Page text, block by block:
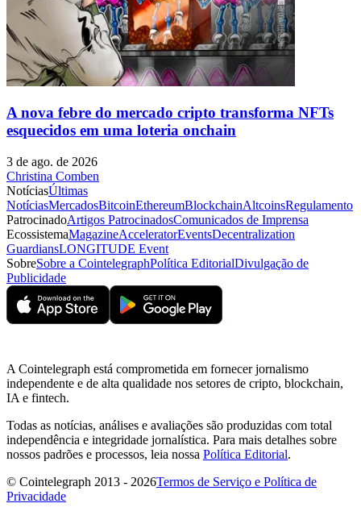
A nova febre do mercado cripto transforma NFTs
esquecidos em uma loteria onchain
3 de ago. de 2026
Christina Comben
NotíciasÚltimas
NotíciasMercadosBitcoinEthereumBlockchainAltcoinsRegulamento
PatrocinadoArtigos PatrocinadosComunicados de Imprensa
EcossistemaMagazineAcceleratorEventsDecentralization
GuardiansLONGITUDE Event
SobreSobre a CointelegraphPolítica EditorialDivulgação de
Publicidade
A Cointelegraph está comprometida em fornecer jornalismo
independente e de alta qualidade nos setores de cripto, blockchain,
IA e fintech.
Todas as notícias, análises e avaliações são produzidas com total
independência e integridade jornalística. Para mais detalhes sobre
nossos padrões e processos, leia nossa Política Editorial.
© Cointelegraph 2013 - 2026Termos de Serviço e Política de
Privacidade